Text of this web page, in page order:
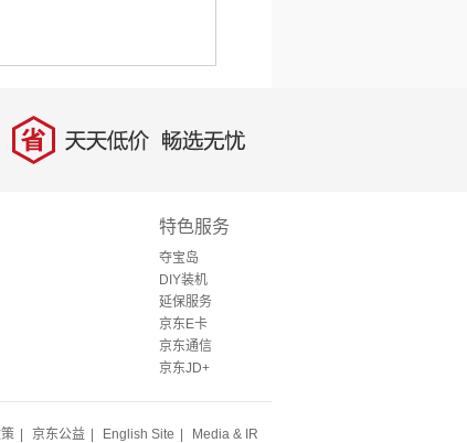
省 天天低价，畅选无忧
特色服务
夺宝岛
DIY装机
延保服务
京东E卡
京东通信
京东JD+
京东公益 English Site Media & IR